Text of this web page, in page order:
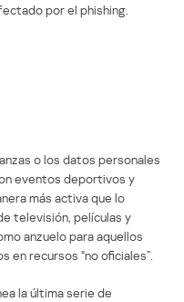
por el phishing.
o los datos personales
eventos deportivos y
más activa que lo
televisión, películas y
anzuelo para aquellos
en recursos “no oficiales”.
la última serie de